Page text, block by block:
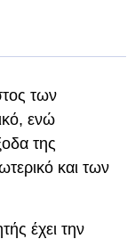
των
ενώ
της
και των
έχει την